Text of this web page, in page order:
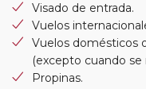
Visado de entrada.
Vuelos
Vuelos domésticos
(excepto cuando
Propinas.